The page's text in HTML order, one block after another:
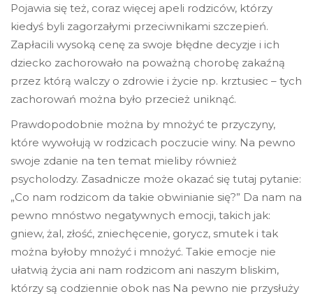
Pojawia się też, coraz więcej apeli rodziców, którzy
kiedyś byli zagorzałymi przeciwnikami szczepień.
Zapłacili wysoką cenę za swoje błędne decyzje i ich
dziecko zachorowało na poważną chorobę zakaźną
przez którą walczy o zdrowie i życie np. krztusiec – tych
zachorowań można było przecież uniknąć.
Prawdopodobnie można by mnożyć te przyczyny,
które wywołują w rodzicach poczucie winy. Na pewno
swoje zdanie na ten temat mieliby również
psycholodzy. Zasadnicze może okazać się tutaj pytanie:
„Co nam rodzicom da takie obwinianie się?” Da nam na
pewno mnóstwo negatywnych emocji, takich jak:
gniew, żal, złość, zniechęcenie, gorycz, smutek i tak
można byłoby mnożyć i mnożyć. Takie emocje nie
ułatwią życia ani nam rodzicom ani naszym bliskim,
którzy są codziennie obok nas Na pewno nie przysłuży